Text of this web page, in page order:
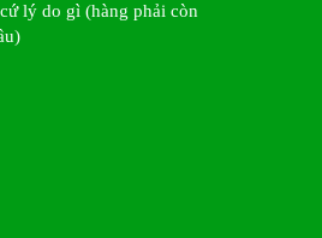
lý do gì (hàng phải còn